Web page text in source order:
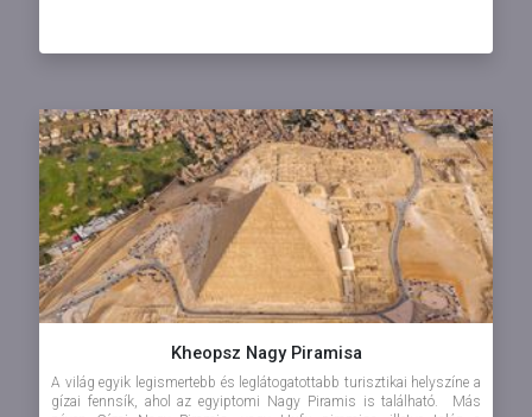
Kheopsz Nagy Piramisa
A világ egyik legismertebb és leglátogatottabb turisztikai helyszíne a
gízai fennsík, ahol az egyiptomi Nagy Piramis is található. Más